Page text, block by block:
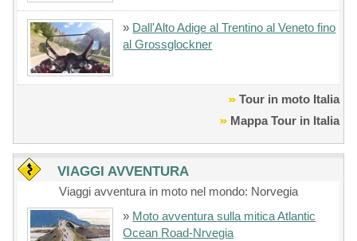
» Dall'Alto Adige al Trentino al Veneto fino
al Grossglockner
Tour in moto Italia
Mappa Tour in Italia
VIAGGI AVVENTURA
Viaggi avventura in moto nel mondo: Norvegia
» Moto avventura sulla mitica Atlantic
Ocean Road-Nrvegia